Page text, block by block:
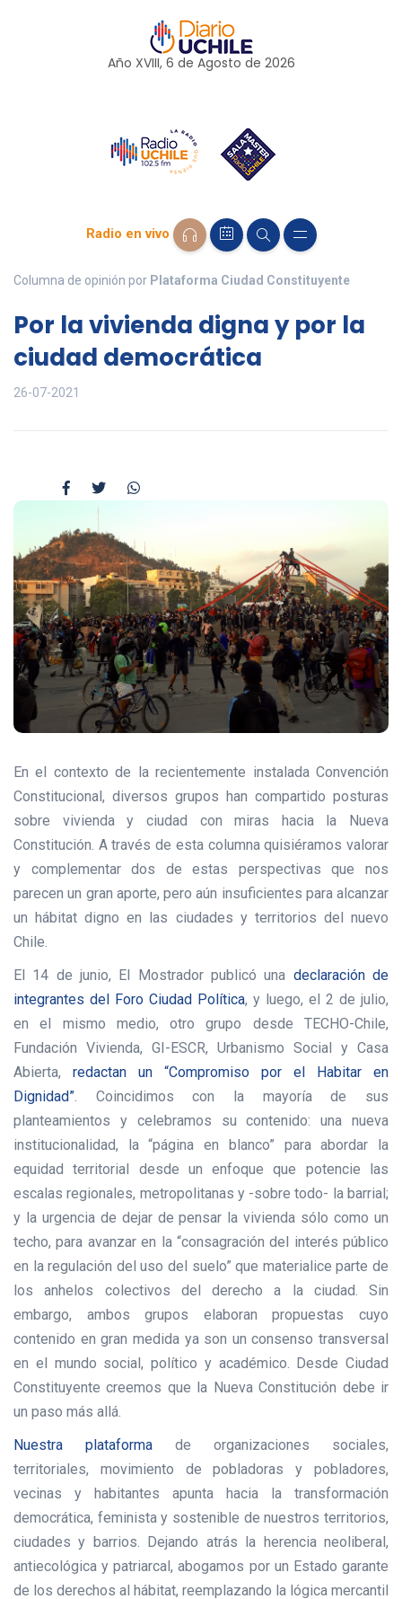
Año XVIII, 6 de Agosto de 2026
Radio en vivo
Columna de opinión por Plataforma Ciudad Constituyente
Por la vivienda digna y por la
ciudad democrática
26-07-2021
En el contexto de la recientemente instalada Convención
Constitucional, diversos grupos han compartido posturas
sobre vivienda y ciudad con miras hacia la Nueva
Constitución. A través de esta columna quisiéramos valorar
y complementar dos de estas perspectivas que nos
parecen un gran aporte, pero aún insuficientes para alcanzar
un hábitat digno en las ciudades y territorios del nuevo
Chile.
El 14 de junio, El Mostrador publicó una declaración de
integrantes del Foro Ciudad Política, y luego, el 2 de julio,
en el mismo medio, otro grupo desde TECHO-Chile,
Fundación Vivienda, GI-ESCR, Urbanismo Social y Casa
Abierta, redactan un “Compromiso por el Habitar en
Dignidad”. Coincidimos con la mayoría de sus
planteamientos y celebramos su contenido: una nueva
institucionalidad, la “página en blanco” para abordar la
equidad territorial desde un enfoque que potencie las
escalas regionales, metropolitanas y -sobre todo- la barrial;
y la urgencia de dejar de pensar la vivienda sólo como un
techo, para avanzar en la “consagración del interés público
en la regulación del uso del suelo” que materialice parte de
los anhelos colectivos del derecho a la ciudad. Sin
embargo, ambos grupos elaboran propuestas cuyo
contenido en gran medida ya son un consenso transversal
en el mundo social, político y académico. Desde Ciudad
Constituyente creemos que la Nueva Constitución debe ir
un paso más allá.
Nuestra plataforma de organizaciones sociales,
territoriales, movimiento de pobladoras y pobladores,
vecinas y habitantes apunta hacia la transformación
democrática, feminista y sostenible de nuestros territorios,
ciudades y barrios. Dejando atrás la herencia neoliberal,
antiecológica y patriarcal, abogamos por un Estado garante
de los derechos al hábitat, reemplazando la lógica mercantil